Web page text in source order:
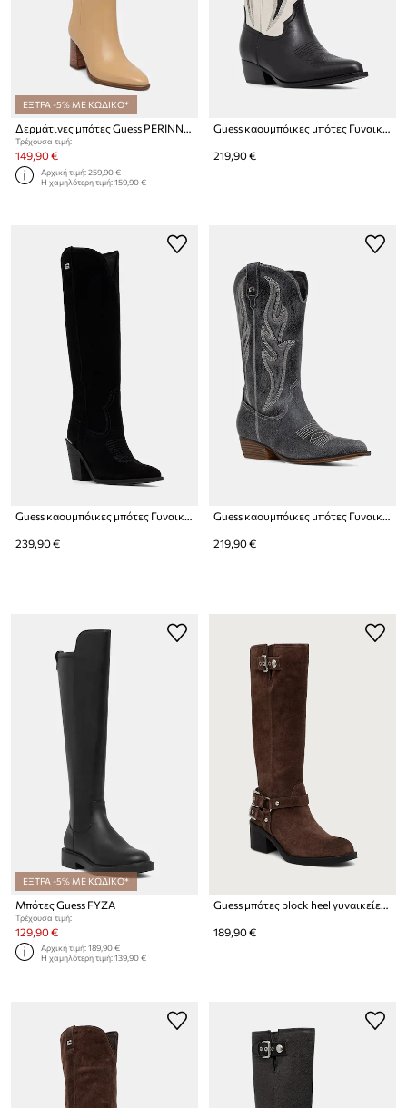
ΕΞΤΡΑ -5% ΜΕ ΚΩΔΙΚΟ*
Δερμάτινες μπότες Guess PERINNA
Τρέχουσα τιμή:
149,90 €
Αρχική τιμή:259,90 €
Η χαμηλότερη τιμή:159,90 €
Guess καουμπόικες μπότες Γυναικείες δερμάτινες LARGENA
219,90 €
Guess καουμπόικες μπότες Γυναικείες σουέτ SASHAN2
239,90 €
Guess καουμπόικες μπότες Γυναικείες δερμάτινες LARGEN
219,90 €
ΕΞΤΡΑ -5% ΜΕ ΚΩΔΙΚΟ*
Μπότες Guess FYZA
Τρέχουσα τιμή:
129,90 €
Αρχική τιμή:189,90 €
Η χαμηλότερη τιμή:139,90 €
189,90 €